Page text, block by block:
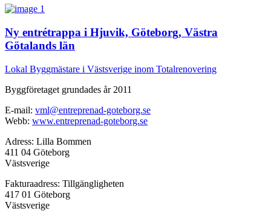
Ny entrétrappa i Hjuvik, Göteborg, Västra
Götalands län
Lokal Byggmästare i Västsverige inom Totalrenovering
Byggföretaget grundades år 2011
E-mail: vml@entreprenad-goteborg.se
Webb: www.entreprenad-goteborg.se
Adress: Lilla Bommen
411 04 Göteborg
Västsverige
Fakturaadress: Tillgängligheten
417 01 Göteborg
Västsverige